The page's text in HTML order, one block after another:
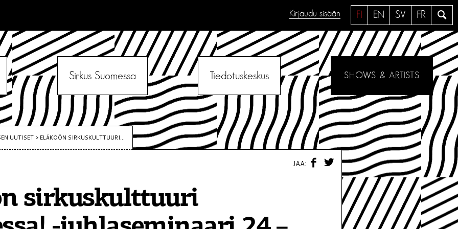
a
e
FI EN SV FR
Kirjaudu sisään
Sirkus Suomessa Tiedotuskeskus SHOWS & ARTISTS
UUTISET > ELÄKÖÖN SIRKUSKULTTUURI...
sirkuskulttuuri
JAA:
F
W